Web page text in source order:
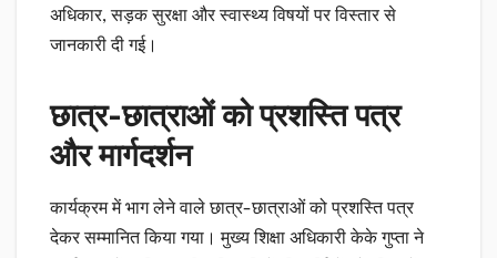
अधिकार, सड़क सुरक्षा और स्वास्थ्य विषयों पर विस्तार से
जानकारी दी गई।
छात्र-छात्राओं को प्रशस्ति पत्र
और मार्गदर्शन
कार्यक्रम में भाग लेने वाले छात्र-छात्राओं को प्रशस्ति पत्र
देकर सम्मानित किया गया। मुख्य शिक्षा अधिकारी केके गुप्ता ने